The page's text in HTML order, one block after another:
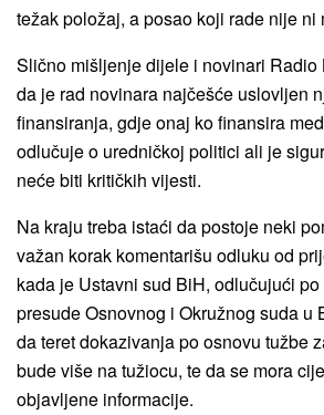
težak položaj, a posao koji rade nije ni
Slično mišljenje dijele i novinari Radio
da je rad novinara najčešće uslovljen
finansiranja, gdje onaj ko finansira
odlučuje o uredničkoj politici ali je
neće biti kritičkih vijesti.
Na kraju treba istaći da postoje neki
važan korak komentarišu odluku od
kada je Ustavni sud BiH, odlučujući
presude Osnovnog i Okružnog suda u
da teret dokazivanja po osnovu tužbe
bude više na tužiocu, te da se mora
objavljene informacije.